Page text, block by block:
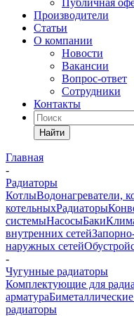
Публичная
Производители
Статьи
О компании
Новости
Вакансии
Вопрос-ответ
Сотрудники
Контакты
Найти
Главная
-
Радиаторы
КотлыВодонагреватели,
котельныхРадиаторы
системыНасосыБаки
внутренних сетей
наружных сетей
-
Чугунные радиаторы
Комплектующие для
арматура
радиаторы